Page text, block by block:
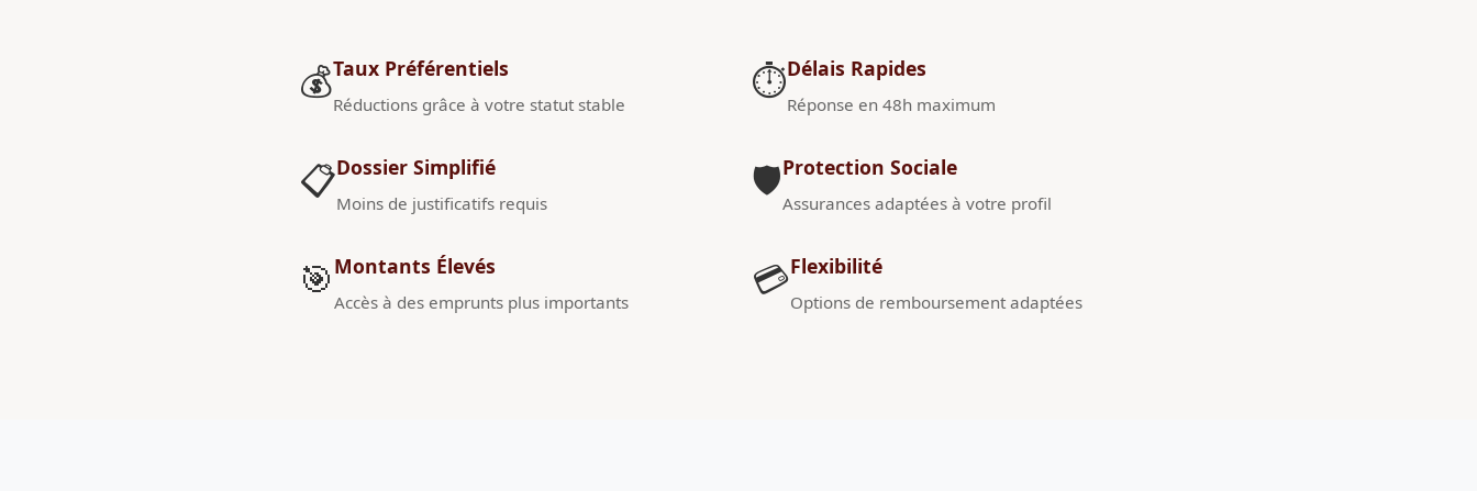
💰Taux Préférentiels
Réductions grâce à votre statut stable
📋Dossier Simplifié
Moins de justificatifs requis
🎯 Montants Élevés
Accès à des emprunts plus importants
⏱️Délais Rapides
Réponse en 48h maximum
🛡️Protection Sociale
Assurances adaptées à votre profil
💳Flexibilité
Options de remboursement adaptées